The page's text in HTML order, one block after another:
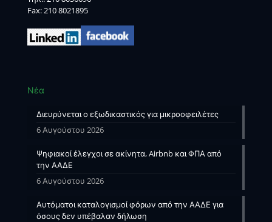
Fax: 210 8021895
Νέα
Διευρύνεται ο εξωδικαστικός για μικροοφειλέτες
6 Αυγούστου 2026
Ψηφιακοί έλεγχοι σε ακίνητα, Airbnb και ΦΠΑ από
την ΑΑΔΕ
6 Αυγούστου 2026
Αυτόματοι καταλογισμοί φόρων από την ΑΑΔΕ για
όσους δεν υπέβαλαν δήλωση